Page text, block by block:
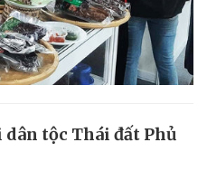
tộc Thái đất Phủ